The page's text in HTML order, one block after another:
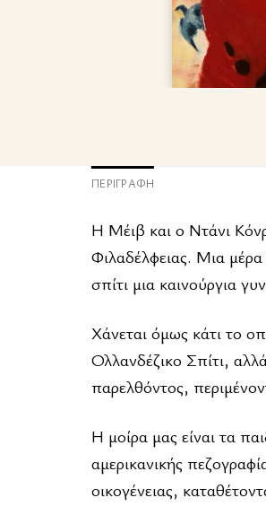
ΠΕΡΙΓΡΑΦΉ
Η Μέιβ και ο Ντάνι
Φιλαδέλφειας. Μια
σπίτι μια καινούργια
Χάνεται όμως κάτι το
Ολλανδέζικο Σπίτι,
παρελθόντος,
Η μοίρα μας είναι τα
αμερικανικής
οικογένειας,